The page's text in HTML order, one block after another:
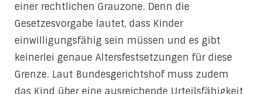
einer rechtlichen Grauzone. Denn die
Gesetzesvorgabe lautet, dass Kinder
einwilligungsfähig sein müssen und es gibt
keinerlei genaue Altersfestsetzungen für diese
Grenze. Laut Bundesgerichtshof muss zudem
das Kind über eine ausreichende Urteilsfähigkeit